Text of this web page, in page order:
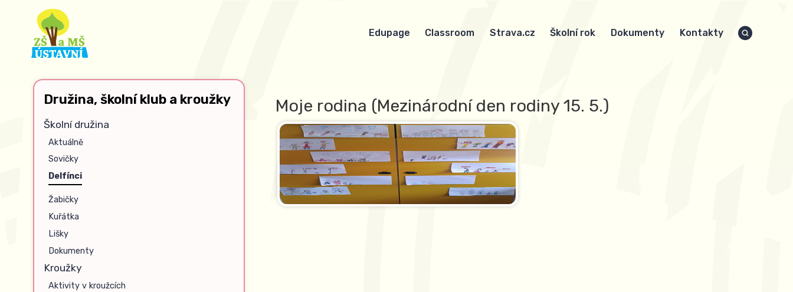
Edupage Classroom Strava.cz Školní rok Dokumenty Kontakty
Družina, školní klub a kroužky
Školní družina
Aktuálně
Sovičky
Delfínci
Žabičky
Kuřátka
Lišky
Dokumenty
Kroužky
Aktivity v kroužcích
Moje rodina (Mezinárodní den rodiny 15. 5.)